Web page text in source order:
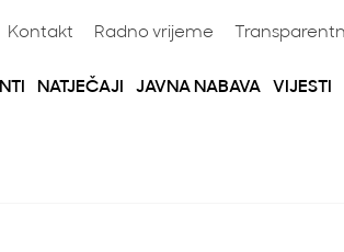
Kontakt Radno vrijeme
NATJEČAJI JAVNA NABAVA VIJESTI